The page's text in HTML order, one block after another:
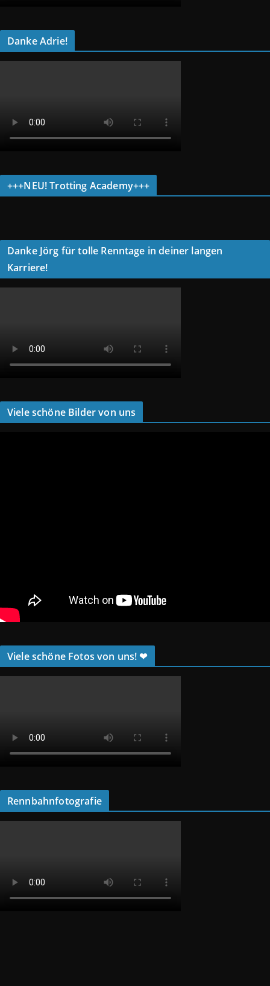
Danke Adrie!
+++NEU! Trotting Academy+++
Danke Jörg für tolle Renntage in deiner langen
Karriere!
Viele schöne Bilder von uns
Viele schöne Fotos von uns! ❤
Rennbahnfotografie